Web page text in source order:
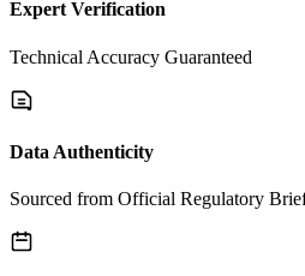
Expert Verification
Technical Accuracy Guaranteed
Data Authenticity
Sourced from Official Regulatory